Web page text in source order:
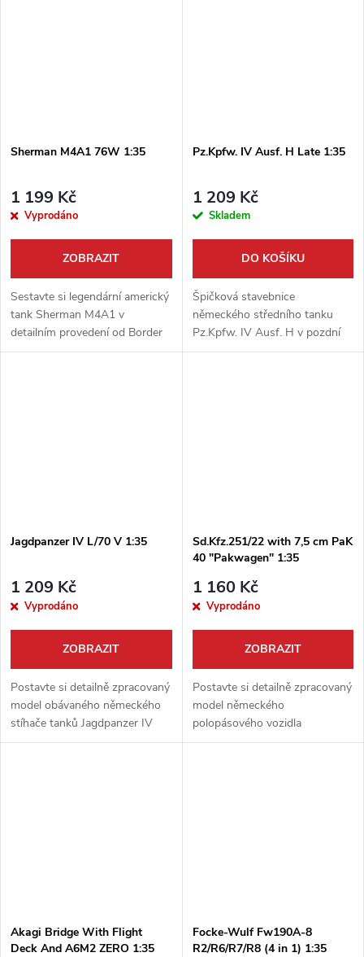
Sherman M4A1 76W 1:35
1 199 Kč
Vyprodáno
ZOBRAZIT
Sestavte si legendární americký
tank Sherman M4A1 v
detailním provedení od Border
Model. Tato špičková
Pz.Kpfw. IV Ausf. H Late 1:35
1 209 Kč
Skladem
DO KOŠÍKU
Špičková stavebnice
německého středního tanku
Pz.Kpfw. IV Ausf. H v pozdní
výrobní verzi od firmy Border
Jagdpanzer IV L/70 V 1:35
1 209 Kč
Vyprodáno
ZOBRAZIT
Postavte si detailně zpracovaný
model obávaného německého
stíhače tanků Jagdpanzer IV
L/70 (V) v měřítku 1:35. Tato
Sd.Kfz.251/22 with 7,5 cm PaK
40 "Pakwagen" 1:35
1 160 Kč
Vyprodáno
ZOBRAZIT
Postavte si detailně zpracovaný
model německého
polopásového vozidla
Sd.Kfz.251/22 ´Pakwagen´ v
Akagi Bridge With Flight
Deck And A6M2 ZERO 1:35
Focke-Wulf Fw190A-8
R2/R6/R7/R8 (4 in 1) 1:35